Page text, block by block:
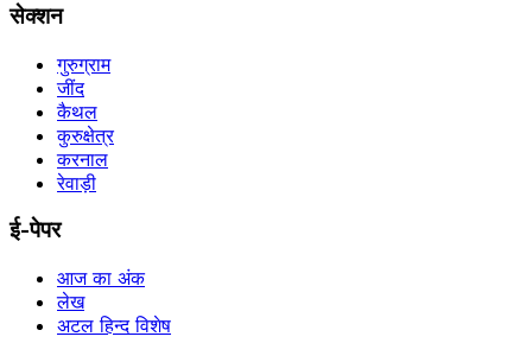
सेक्शन
गुरुग्राम
जींद
कैथल
कुरुक्षेत्र
करनाल
रेवाड़ी
ई-पेपर
आज का अंक
लेख
अटल हिन्द विशेष